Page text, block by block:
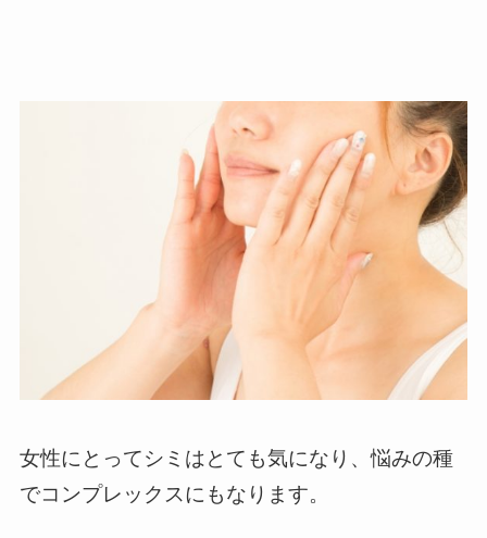
女性にとってシミはとても気になり、悩みの種
でコンプレックスにもなります。